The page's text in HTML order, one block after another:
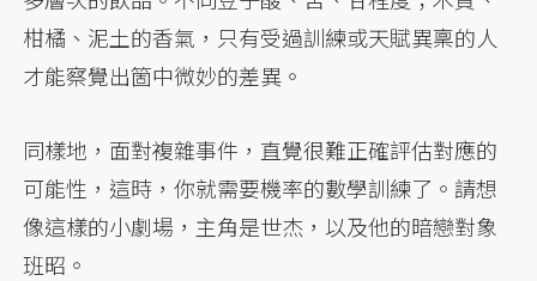
柑橘、泥土的香氣，只有受過訓練或天賦異稟的人
才能察覺出箇中微妙的差異。
同樣地，面對複雜事件，直覺很難正確評估對應的
可能性，這時，你就需要機率的數學訓練了。請想
像這樣的小劇場，主角是世杰，以及他的暗戀對象
班昭。